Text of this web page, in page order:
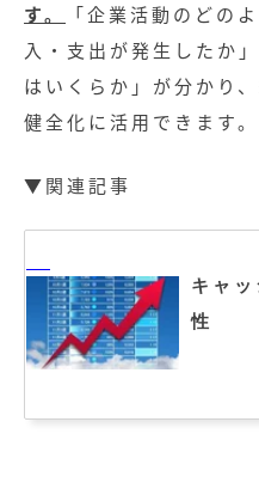
す。
「企業活動のどの
入・支出が発生したか
はいくらか」が分かり
健全化に活用できます。
▼関連記事
キャ
性